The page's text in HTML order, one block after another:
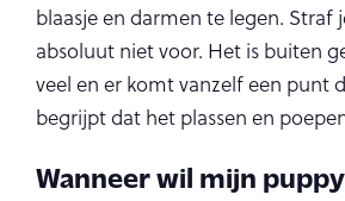
blaasje en darmen te legen. Straf
absoluut niet voor. Het is buiten
veel en er komt vanzelf een punt
begrijpt dat het plassen en
Wanneer wil mijn